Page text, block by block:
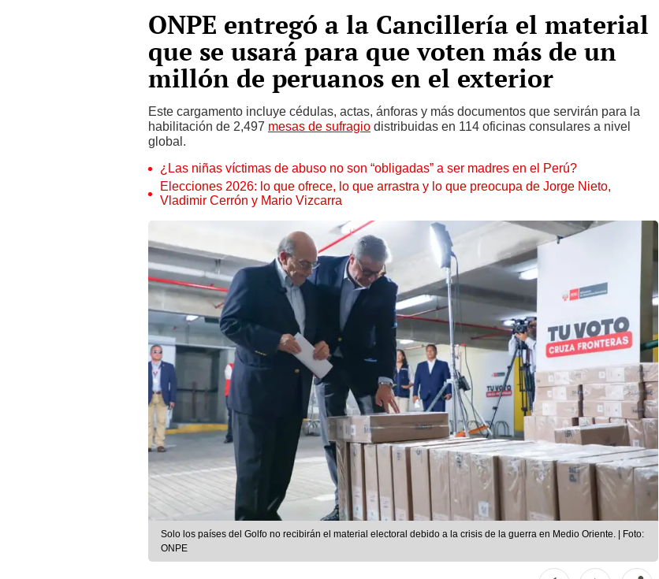
ONPE entregó a la Cancillería el material
que se usará para que voten más de un
millón de peruanos en el exterior
Este cargamento incluye cédulas, actas, ánforas y más documentos que servirán para la
habilitación de 2,497 mesas de sufragio distribuidas en 114 oficinas consulares a nivel
global.
¿Las niñas víctimas de abuso no son “obligadas” a ser madres en el Perú?
Elecciones 2026: lo que ofrece, lo que arrastra y lo que preocupa de Jorge Nieto,
Vladimir Cerrón y Mario Vizcarra
Solo los países del Golfo no recibirán el material electoral debido a la crisis de la guerra en Medio Oriente. | Foto:
ONPE